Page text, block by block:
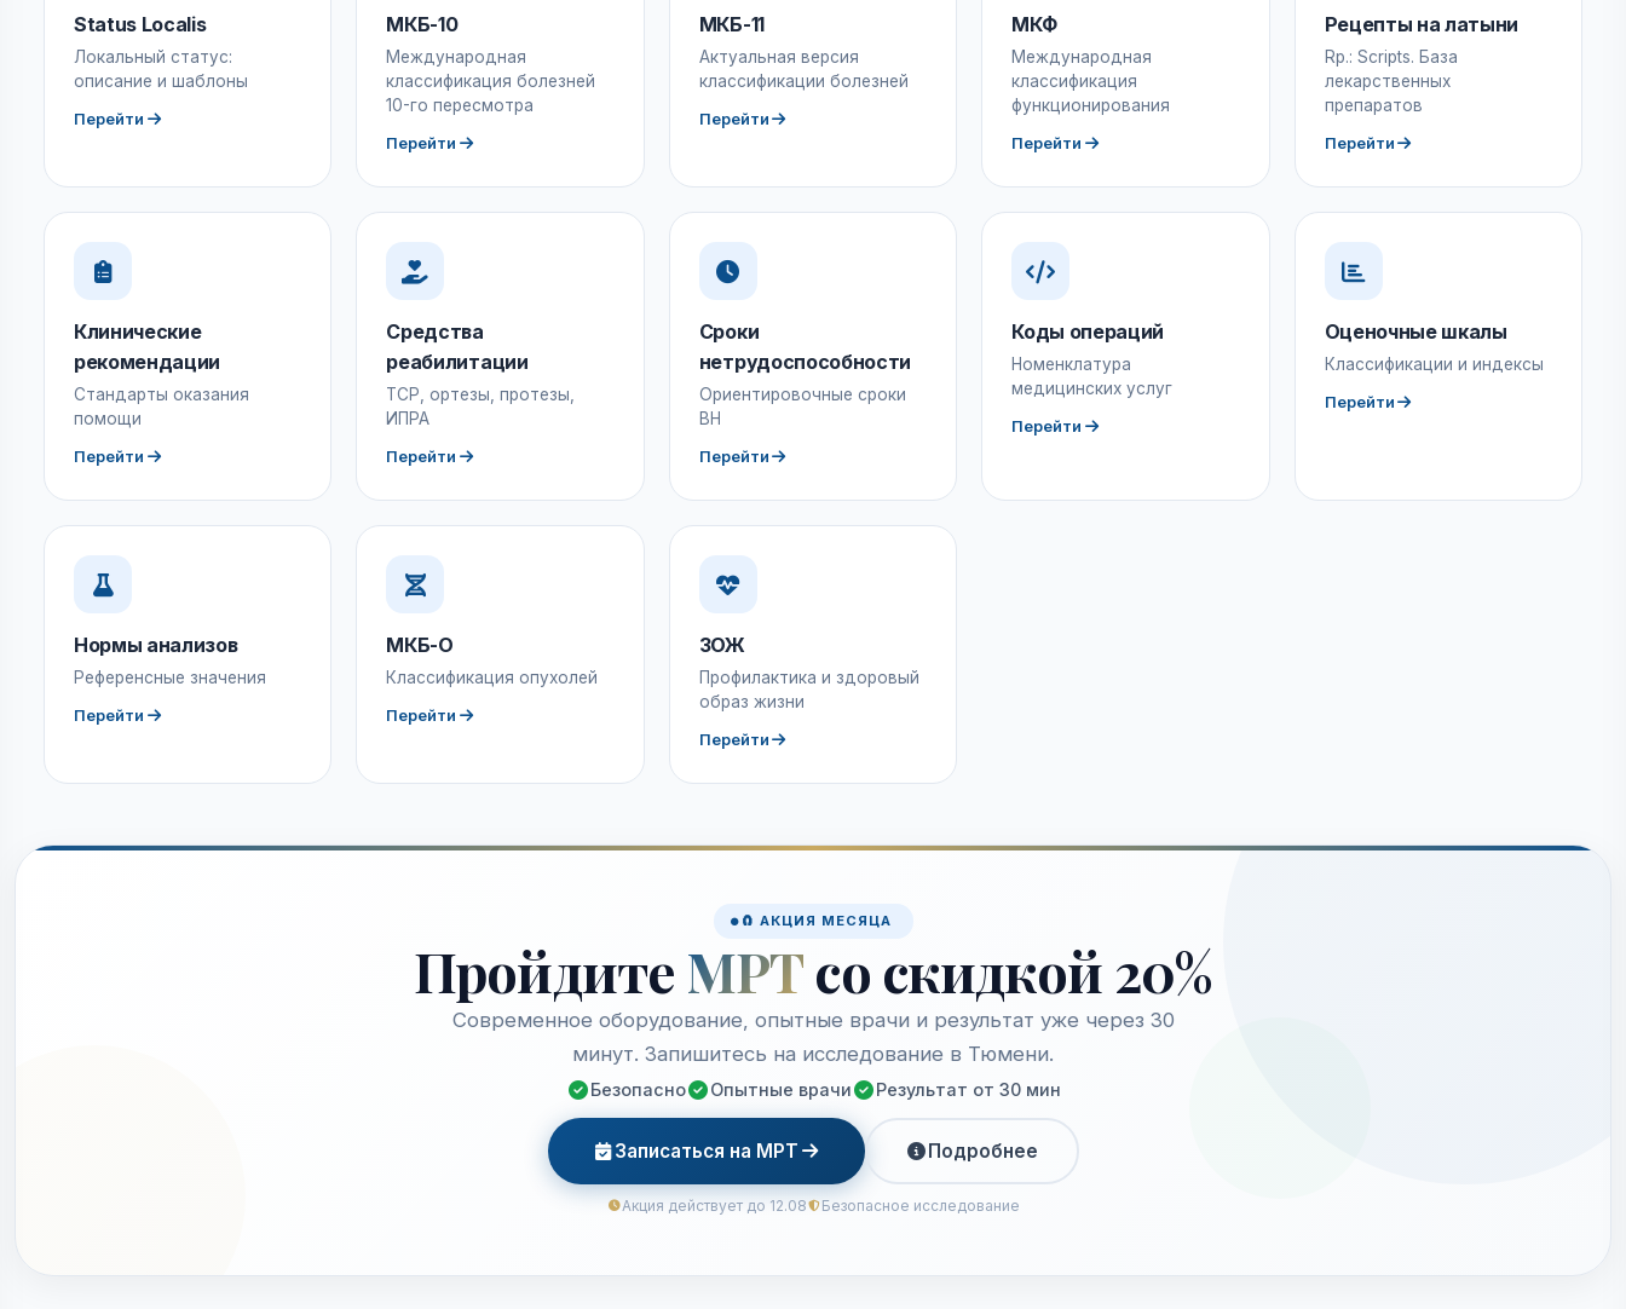
Status Localis
Локальный статус:
описание и шаблоны
Перейти
МКБ-10
Международная
классификация болезней
10-го пересмотра
Перейти
МКБ-11
Актуальная версия
классификации болезней
Перейти
МКФ
Международная
классификация
функционирования
Перейти
Рецепты на латыни
Rp.: Scripts. База
лекарственных
препаратов
Перейти
Клинические
рекомендации
Стандарты оказания
помощи
Перейти
Средства
реабилитации
ТСР, ортезы, протезы,
ИПРА
Перейти
Сроки
нетрудоспособности
Ориентировочные сроки
ВН
Перейти
Коды операций
Номенклатура
медицинских услуг
Перейти
Оценочные шкалы
Классификации и индексы
Перейти
Нормы анализов
Референсные значения
Перейти
МКБ-О
Классификация опухолей
Перейти
ЗОЖ
Профилактика и здоровый
образ жизни
Перейти
🧲 АКЦИЯ МЕСЯЦА
Пройдите МРТсо скидкой 20%
Современное оборудование, опытные врачи и результат уже через 30
минут. Запишитесь на исследование в Тюмени.
Безопасно Опытные врачи Результат от 30 мин
Записаться на МРТ Подробнее
Акция действует до 12.08 Безопасное исследование